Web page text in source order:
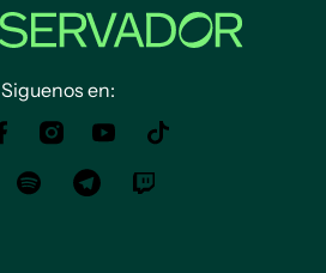
Siguenos en: